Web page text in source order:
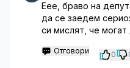
Еее, браво на
да се заедем
си мислят, че
Отговори 0